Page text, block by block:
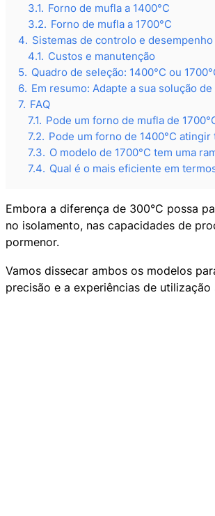
3.1. Forno de mufla a 1400°C
3.2. Forno de mufla a 1700°C
4. Sistemas de controlo e desempenho
4.1. Custos e manutenção
5. Quadro de seleção: 1400°C ou
6. Em resumo: Adapte a sua solução
7. FAQ
7.1. Pode um forno de mufla de
7.2. Pode um forno de 1400°C
7.3. O modelo de 1700°C tem uma
7.4. Qual é o mais eficiente em
Embora a diferença de 300°C possa
no isolamento, nas capacidades de
pormenor.
Vamos dissecar ambos os modelos
precisão e a experiências de utilização